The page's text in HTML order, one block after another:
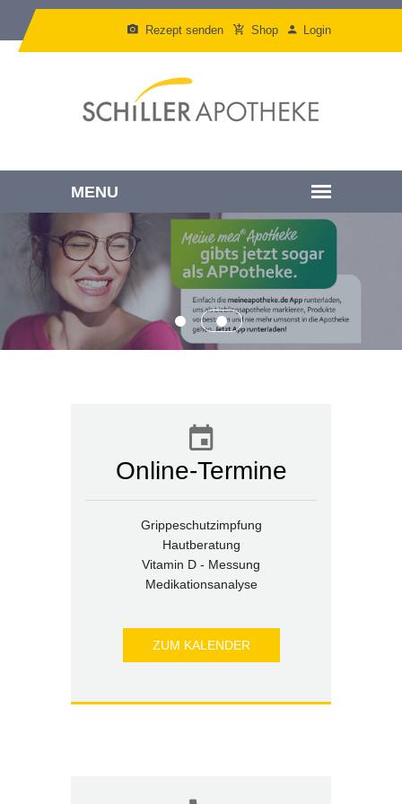
Rezept senden Shop Login
Online-Termine
Grippeschutzimpfung
Hautberatung
Vitamin D - Messung
Medikationsanalyse
ZUM KALENDER